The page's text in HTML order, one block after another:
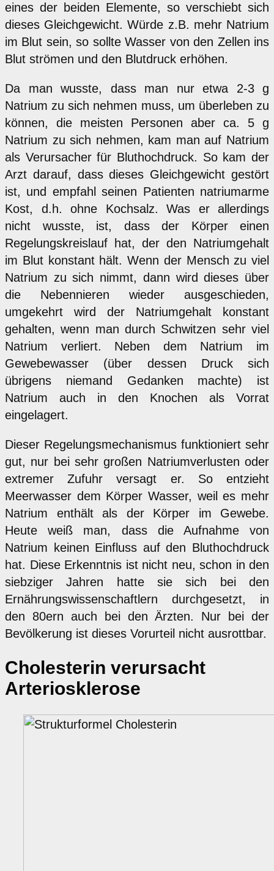
eines der beiden Elemente, so verschiebt sich
dieses Gleichgewicht. Würde z.B. mehr Natrium
im Blut sein, so sollte Wasser von den Zellen ins
Blut strömen und den Blutdruck erhöhen.
Da man wusste, dass man nur etwa 2-3 g
Natrium zu sich nehmen muss, um überleben zu
können, die meisten Personen aber ca. 5 g
Natrium zu sich nehmen, kam man auf Natrium
als Verursacher für Bluthochdruck. So kam der
Arzt darauf, dass dieses Gleichgewicht gestört
ist, und empfahl seinen Patienten natriumarme
Kost, d.h. ohne Kochsalz. Was er allerdings
nicht wusste, ist, dass der Körper einen
Regelungskreislauf hat, der den Natriumgehalt
im Blut konstant hält. Wenn der Mensch zu viel
Natrium zu sich nimmt, dann wird dieses über
die Nebennieren wieder ausgeschieden,
umgekehrt wird der Natriumgehalt konstant
gehalten, wenn man durch Schwitzen sehr viel
Natrium verliert. Neben dem Natrium im
Gewebewasser (über dessen Druck sich
übrigens niemand Gedanken machte) ist
Natrium auch in den Knochen als Vorrat
eingelagert.
Dieser Regelungsmechanismus funktioniert sehr
gut, nur bei sehr großen Natriumverlusten oder
extremer Zufuhr versagt er. So entzieht
Meerwasser dem Körper Wasser, weil es mehr
Natrium enthält als der Körper im Gewebe.
Heute weiß man, dass die Aufnahme von
Natrium keinen Einfluss auf den Bluthochdruck
hat. Diese Erkenntnis ist nicht neu, schon in den
siebziger Jahren hatte sie sich bei den
Ernährungswissenschaftlern durchgesetzt, in
den 80ern auch bei den Ärzten. Nur bei der
Bevölkerung ist dieses Vorurteil nicht ausrottbar.
Cholesterin verursacht
Arteriosklerose